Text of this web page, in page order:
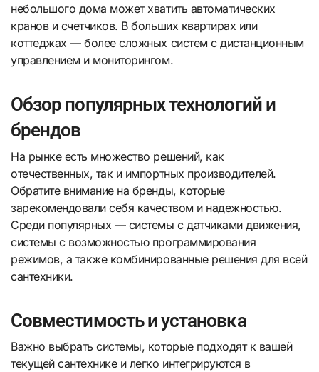
небольшого дома может хватить автоматических
кранов и счетчиков. В больших квартирах или
коттеджах — более сложных систем с дистанционным
управлением и мониторингом.
Обзор популярных технологий и
брендов
На рынке есть множество решений, как
отечественных, так и импортных производителей.
Обратите внимание на бренды, которые
зарекомендовали себя качеством и надежностью.
Среди популярных — системы с датчиками движения,
системы с возможностью программирования
режимов, а также комбинированные решения для всей
сантехники.
Совместимость и установка
Важно выбрать системы, которые подходят к вашей
текущей сантехнике и легко интегрируются в